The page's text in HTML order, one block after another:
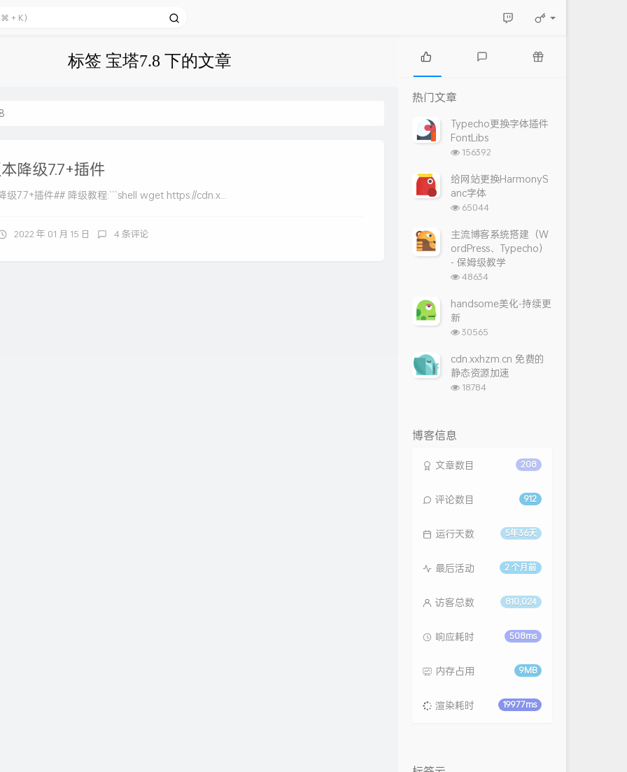
标签 宝塔7.8 下的文章
降级7.7+插件
级7.7+插件## 降级教程:```shell wget https://cdn.x...
2022 年 01 月 15 日 4 条评论
热
门
文
章
论
章
热门文章
Typecho更换字体插件
FontLibs
浏
次
数:
156392
给网站更换HarmonyS
anc字体
浏
次
数:
65044
主流博客系统搭建（W
ordPress、Typecho）
- 保姆级教学
浏
次
48634
handsome美化-持续更
新
浏
次
数:
30565
cdn.xxhzm.cn 免费的
静态资源加速
浏
18784
博客信息
208
文章数目
912
评论数目
5年36天
运行天数
2 个月前
最后活动
810,024
访客总数
508ms
响应耗时
9MB
内存占用
19977ms
渲染耗时